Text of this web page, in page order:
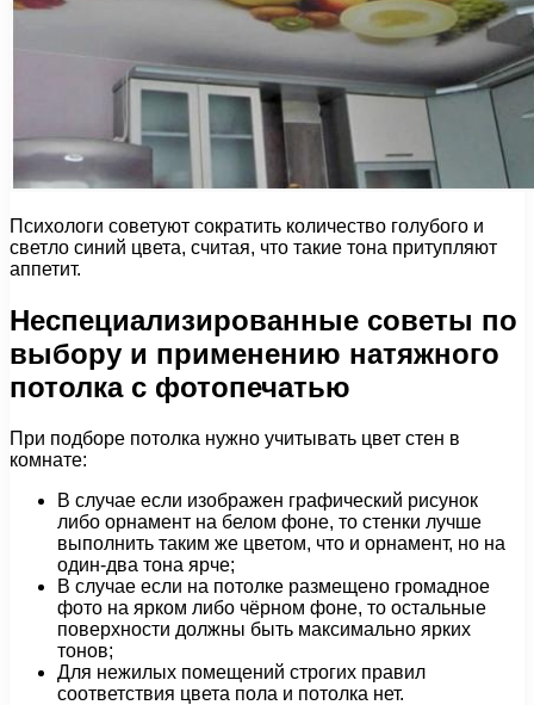
Психологи советуют сократить количество голубого и
светло синий цвета, считая, что такие тона притупляют
аппетит.
Неспециализированные советы по
выбору и применению натяжного
потолка с фотопечатью
При подборе потолка нужно учитывать цвет стен в
комнате:
В случае если изображен графический рисунок
либо орнамент на белом фоне, то стенки лучше
выполнить таким же цветом, что и орнамент, но на
один-два тона ярче;
В случае если на потолке размещено громадное
фото на ярком либо чёрном фоне, то остальные
поверхности должны быть максимально ярких
тонов;
Для нежилых помещений строгих правил
соответствия цвета пола и потолка нет.